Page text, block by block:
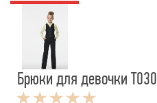
Брюки для девочки Т030